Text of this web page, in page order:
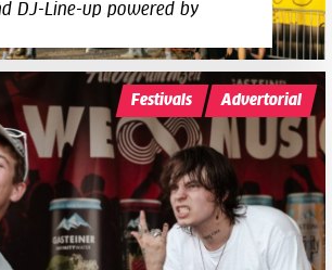
DJ-Line-up powered by
Festivals Advertorial